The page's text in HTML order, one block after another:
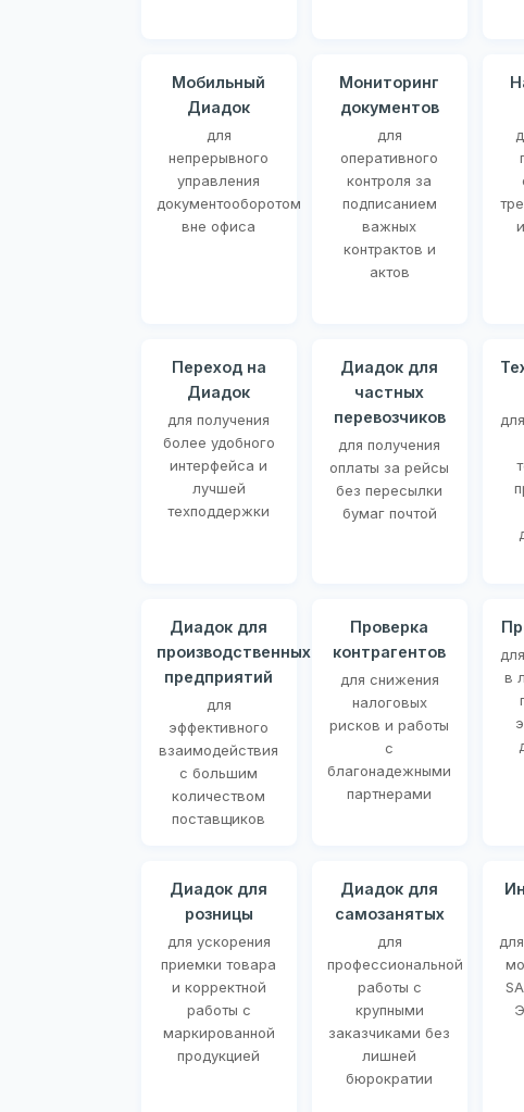
Мобильный
Диадок
для
непрерывного
управления
документооборотом
вне офиса
Мониторинг
документов
для
оперативного
контроля за
подписанием
важных
контрактов и
актов
Переход на
Диадок
для получения
более удобного
интерфейса и
лучшей
техподдержки
Диадок для
частных
перевозчиков
для получения
оплаты за рейсы
без пересылки
бумаг почтой
Диадок для
производственных
предприятий
для
эффективного
взаимодействия
с большим
количеством
поставщиков
Проверка
контрагентов
для снижения
налоговых
рисков и работы
с
благонадежными
партнерами
в
Диадок для
розницы
для ускорения
приемки товара
и корректной
работы с
маркированной
продукцией
Диадок для
самозанятых
для
профессиональной
работы с
крупными
заказчиками без
лишней
бюрократии